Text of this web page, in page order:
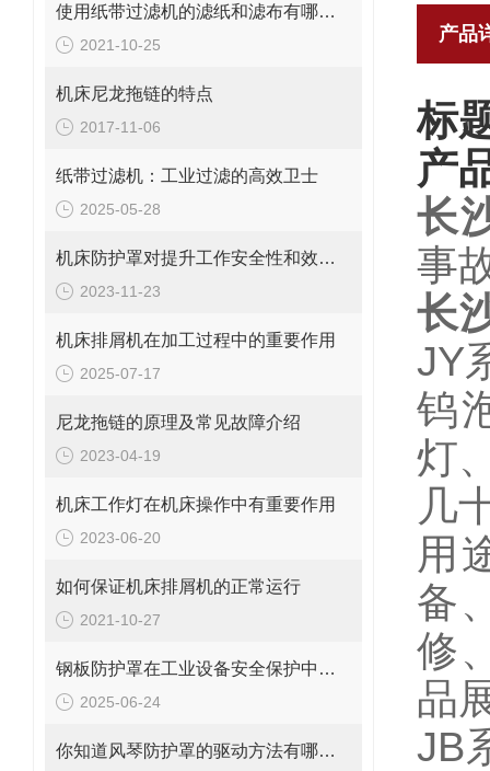
使用纸带过滤机的滤纸和滤布有哪些不同
2021-10-25
机床尼龙拖链的特点
2017-11-06
纸带过滤机：工业过滤的高效卫士
2025-05-28
机床防护罩对提升工作安全性和效率的重要性探究
2023-11-23
机床排屑机在加工过程中的重要作用
2025-07-17
尼龙拖链的原理及常见故障介绍
2023-04-19
机床工作灯在机床操作中有重要作用
2023-06-20
如何保证机床排屑机的正常运行
2021-10-27
钢板防护罩在工业设备安全保护中的应用与优化
2025-06-24
你知道风琴防护罩的驱动方法有哪些吗？
产品
标
产
长
事
长
JY
钨
灯
几
用
备
修
品
JB